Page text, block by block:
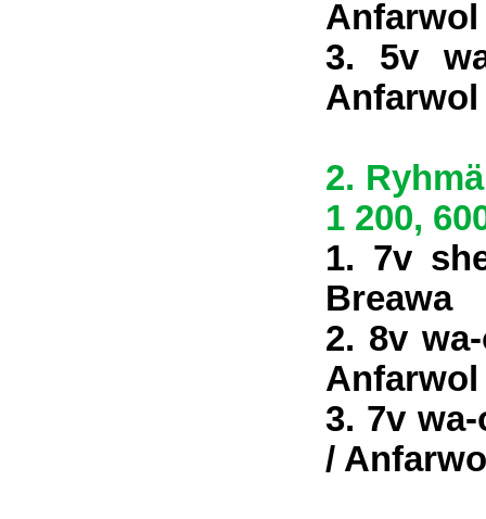
Anfarwol
3. 5v
Anfarwol
2.
1 200,
1. 7v
Breawa
2. 8v
Anfarwol
3. 7v
/